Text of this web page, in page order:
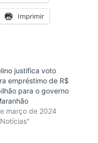
Imprimir
justifica voto
empréstimo de R$
para o governo
março de 2024